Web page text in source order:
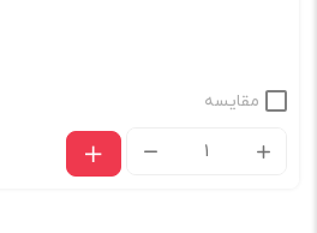
مقایسه